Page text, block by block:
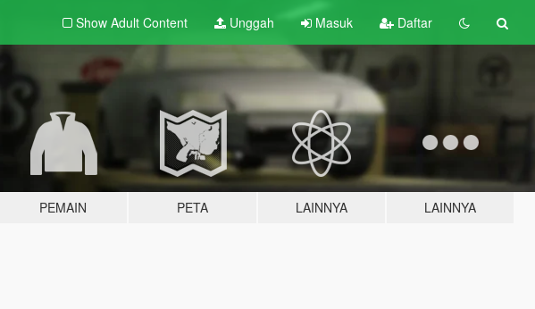
Show Adult Content Unggah Masuk Daftar
PEMAIN PETA LAINNYA LAINNYA